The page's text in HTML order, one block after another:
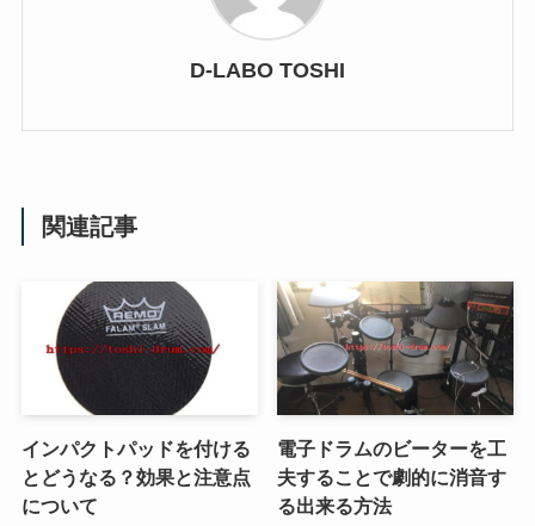
D-LABO TOSHI
関連記事
インパクトパッドを付ける
とどうなる？効果と注意点
について
電子ドラムのビーターを工
夫することで劇的に消音す
る出来る方法